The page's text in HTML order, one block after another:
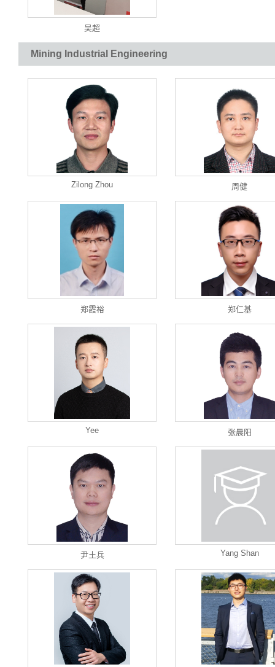
吴超
Mining Industrial Engineering
Zilong Zhou 周健
郑霞裕 郑仁基
Yee 张晨阳
尹土兵 Yang Shan